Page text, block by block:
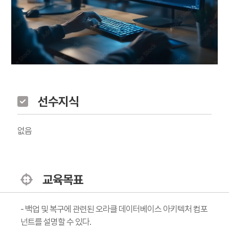
선수지식
없음
교육목표
- 백업 및 복구에 관련된 오라클 데이터베이스 아키텍처 컴포
넌트를 설명할 수 있다.